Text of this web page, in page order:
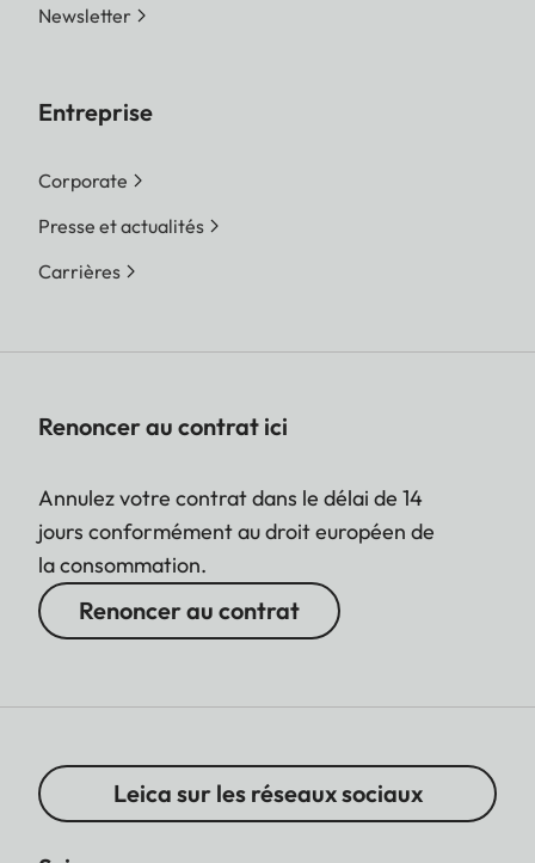
Newsletter
Entreprise
Corporate
Presse et actualités
Carrières
Renoncer au contrat ici
Annulez votre contrat dans le délai de 14
jours conformément au droit européen de
la consommation.
Renoncer au contrat
Leica sur les réseaux sociaux